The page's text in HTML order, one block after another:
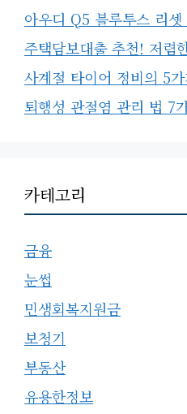
아우디 Q5 블루투스 리셋
주택담보대출 추천! 저렴
사계절 타이어 정비의 5
퇴행성 관절염 관리 법 7
카테고리
금융
눈썹
민생회복지원금
보청기
부동산
유용한정보